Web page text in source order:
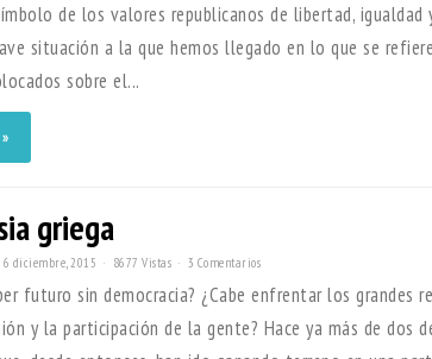
de los valores republicanos de libertad,
situación a la que hemos llegado en lo que se
sobre el...
griega
6 diciembre, 2015 8677 Vistas 3 Comentarios
futuro sin democracia? ¿Cabe enfrentar los
y la participación de la gente? Hace ya más de dos